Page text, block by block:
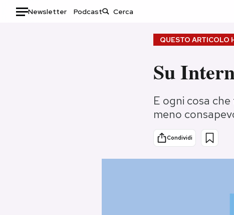
Newsletter Podcast
Consumismi
Ok Boomer!
QUESTO ARTICOLO
Su
E ogni cosa
meno
Condividi